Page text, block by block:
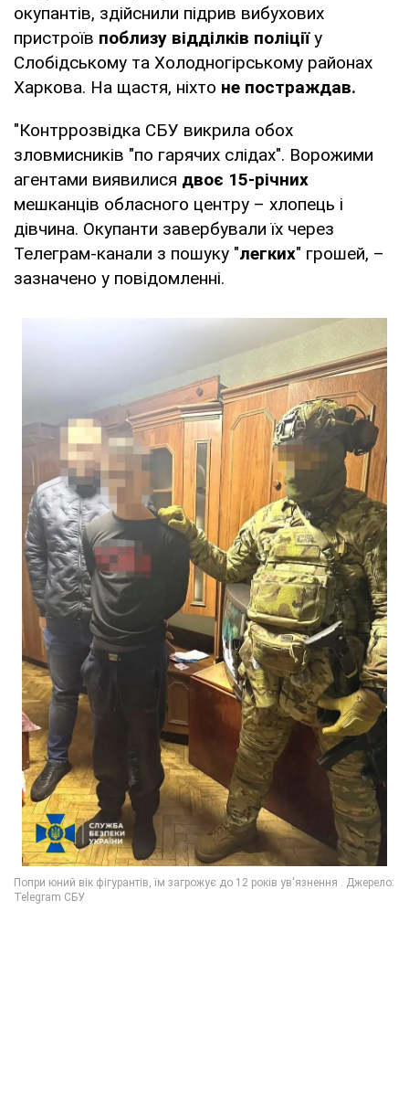
окупантів, здійснили підрив вибухових
пристроїв поблизу відділків поліціїу
Слобідському та Холодногірському районах
Харкова. На щастя, ніхто не постраждав.
"Контррозвідка СБУ викрила обох
зловмисників "по гарячих слідах". Ворожими
агентами виявилися двоє 15-річних
мешканців обласного центру – хлопець і
дівчина. Окупанти завербували їх через
Телеграм-канали з пошуку "легких" грошей, –
зазначено у повідомленні.